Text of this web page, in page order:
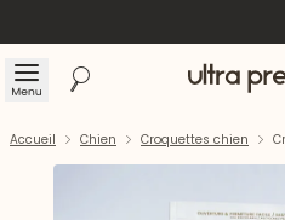
Menu Rechercher Accueil
Accueil Chien Croquettes chien